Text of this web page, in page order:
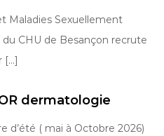
Maladies Sexuellement
CHU de Besançon recrute
[…]
dermatologie
d’été ( mai à Octobre 2026)